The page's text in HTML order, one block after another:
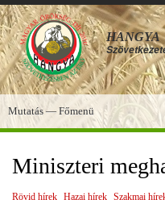
HANGYA
Főmenü
Mutatás — Főmenü
Miniszteri
Rövid hírek Hazai hírek Szakmai